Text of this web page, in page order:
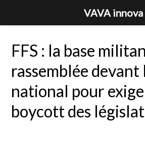
FFS : la base
rassemblée devant
national pour
boycott des
VAVA innova